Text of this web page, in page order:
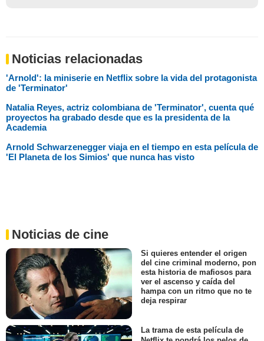
Noticias relacionadas
'Arnold': la miniserie en Netflix sobre la vida del protagonista
de 'Terminator'
Natalia Reyes, actriz colombiana de 'Terminator', cuenta qué
proyectos ha grabado desde que es la presidenta de la
Academia
Arnold Schwarzenegger viaja en el tiempo en esta película de
'El Planeta de los Simios' que nunca has visto
Noticias de cine
Si quieres entender el origen
del cine criminal moderno, pon
esta historia de mafiosos para
ver el ascenso y caída del
hampa con un ritmo que no te
deja respirar
La trama de esta película de